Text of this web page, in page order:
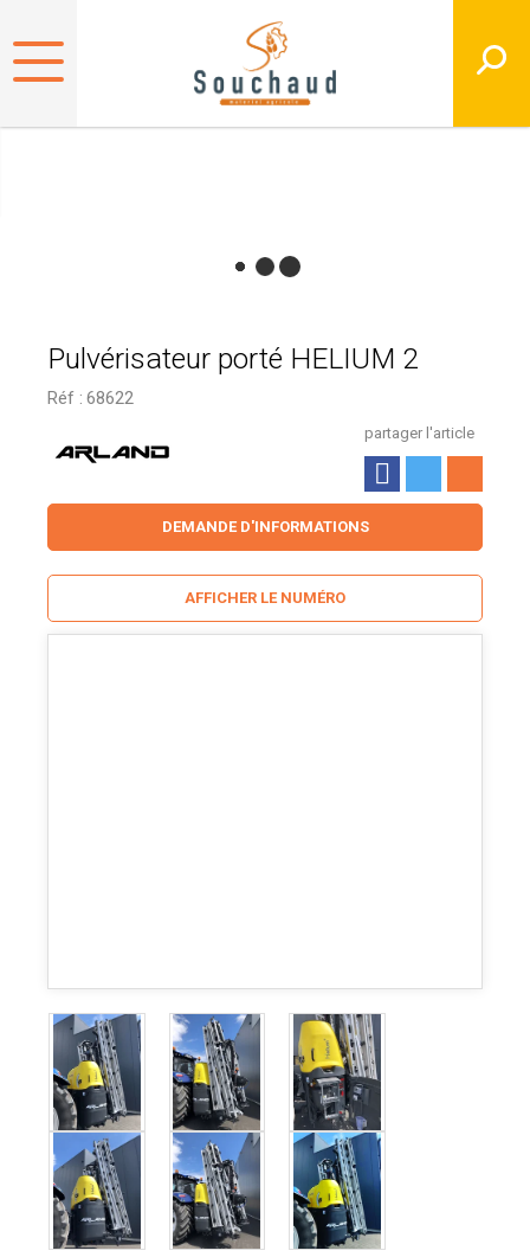
Pulvérisateur porté HELIUM 2
Réf : 68622
partager l'article
DEMANDE D'INFORMATIONS
AFFICHER LE NUMÉRO